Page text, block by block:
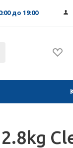
до 19:00